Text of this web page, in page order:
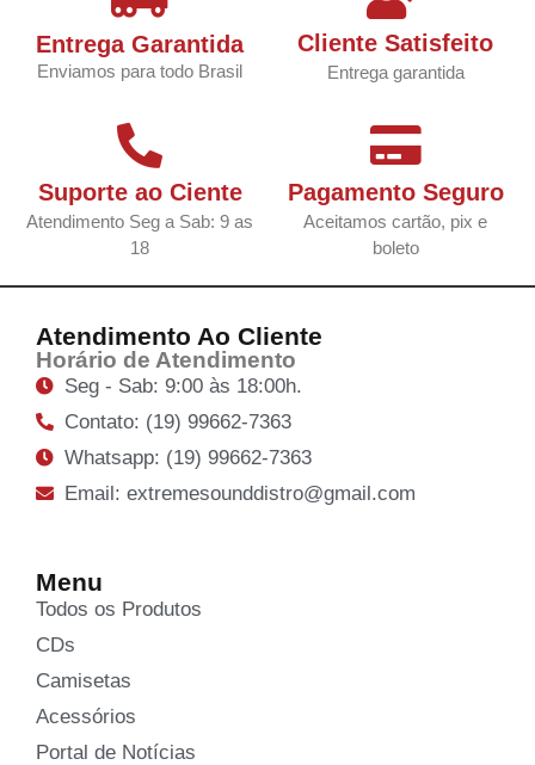
Entrega Garantida
Enviamos para todo Brasil
Cliente Satisfeito
Entrega garantida
Suporte ao Ciente
Atendimento Seg a Sab: 9 as
18
Pagamento Seguro
Aceitamos cartão, pix e
boleto
Atendimento Ao Cliente
Horário de Atendimento
Seg - Sab: 9:00 às 18:00h.
Contato: (19) 99662-7363
Whatsapp: (19) 99662-7363
Email: extremesounddistro@gmail.com
Menu
Todos os Produtos
CDs
Camisetas
Acessórios
Portal de Notícias